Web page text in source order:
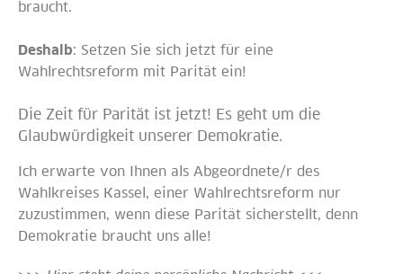
braucht.
Deshalb: Setzen Sie sich jetzt für eine
Wahlrechtsreform mit Parität ein!
Die Zeit für Parität ist jetzt! Es geht um die
Glaubwürdigkeit unserer Demokratie.
Ich erwarte von Ihnen als Abgeordnete/r des
Wahlkreises Kassel, einer Wahlrechtsreform nur
zuzustimmen, wenn diese Parität sicherstellt, denn
Demokratie braucht uns alle!